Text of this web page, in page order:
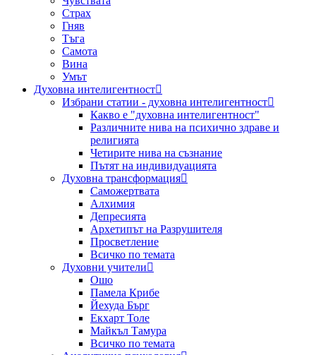
Страх
Гняв
Тъга
Самота
Вина
Умът
Духовна интелигентност
Избрани статии - духовна интелигентност
Какво е "духовна интелигентност"
Различните нива на психично здраве и
религията
Четирите нива на съзнание
Пътят на индивидуацията
Духовна трансформация
Саможертвата
Алхимия
Депресията
Архетипът на Разрушителя
Просветление
Всичко по темата
Духовни учители
Ошо
Памела Крибе
Йехуда Бърг
Екхарт Толе
Майкъл Тамура
Всичко по темата